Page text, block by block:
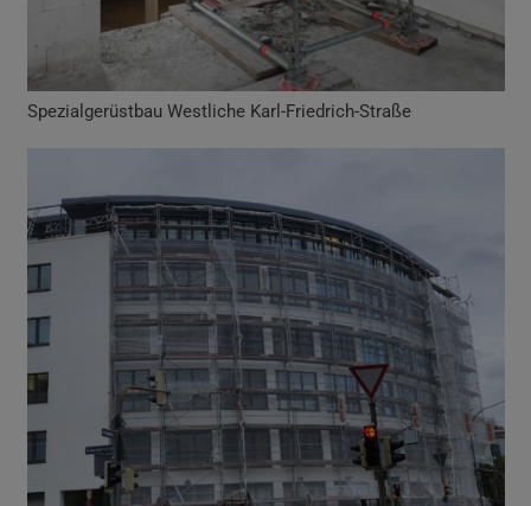
Spezialgerüstbau Westliche Karl-Friedrich-Straße